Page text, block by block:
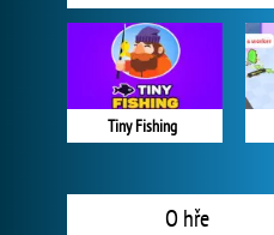
Tiny Fishing
O hře